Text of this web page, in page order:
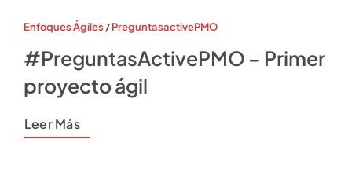
Enfoques Ágiles /PreguntasactivePMO
#PreguntasActivePMO – Primer
proyecto ágil
Leer Más